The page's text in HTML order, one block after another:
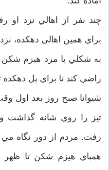
چند نفر از اهالي نزد او
براي همين اهالي دهكده، نزد
به شكلي با مرد هيزم شكن
راضي كند تا براي پل دهكده
شيوانا صبح روز بعد اول
تيز را روي شانه
رفت. مردم از دور نگاه مي
همپاي هيزم شكن تا